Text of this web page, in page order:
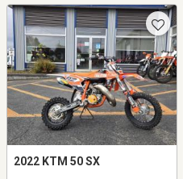
2022 KTM 50 SX